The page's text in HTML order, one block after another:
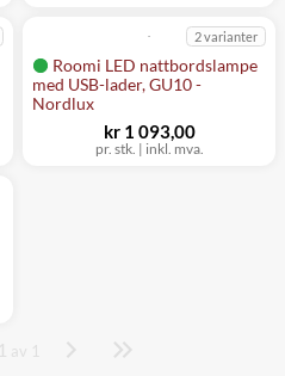
Roomi LED nattbordslampe
med USB-lader, GU10 -
Nordlux
2 varianter
pr. stk. | inkl. mva.
kr 1 093,00
Side
1 av 1